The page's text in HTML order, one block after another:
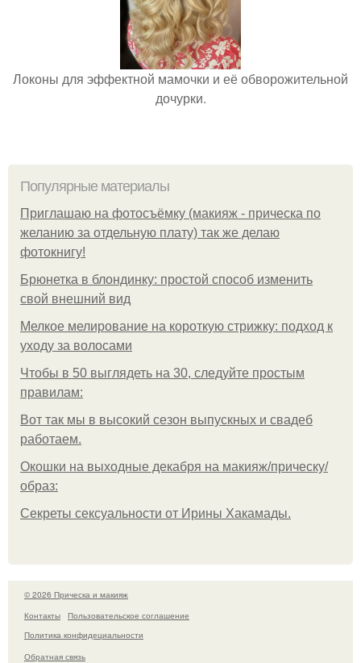
Локоны для эффектной мамочки и её обворожительной
дочурки.
Популярные материалы
Приглашаю на фотосъёмку (макияж - прическа по
желанию за отдельную плату) так же делаю
фотокнигу!
Брюнетка в блондинку: простой способ изменить
свой внешний вид
Мелкое мелирование на короткую стрижку: подход к
уходу за волосами
Чтобы в 50 выглядеть на 30, следуйте простым
правилам:
Вот так мы в высокий сезон выпускных и свадеб
работаем.
Окошки на выходные декабря на макияж/прическу/
образ:
Секреты сексуальности от Ирины Хакамады.
© 2026 Прическа и макияж
Контакты
Пользовательское соглашение
Политика конфидециальности
Обратная связь